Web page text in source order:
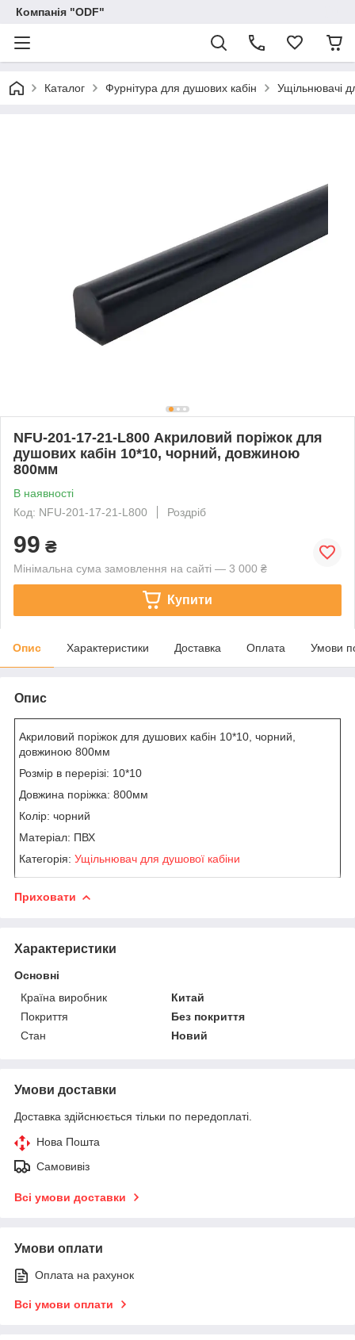
Компанія "ODF"
Каталог Фурнітура для душових кабін Ущільнювачі
NFU-201-17-21-L800 Акриловий поріжок для
душових кабін 10*10, чорний, довжиною
800мм
В наявності
Код: NFU-201-17-21-L800
Роздріб
99 ₴
Мінімальна сума замовлення на сайті — 3 000 ₴
Купити
Опис Характеристики Доставка Оплата Умови
Опис
Акриловий поріжок для душових кабін 10*10, чорний,
довжиною 800мм
Розмір в перерізі: 10*10
Довжина поріжка: 800мм
Колір: чорний
Матеріал: ПВХ
Категорія: Ущільнювач для душової кабіни
Приховати
Характеристики
Основні
Країна виробник
Китай
Покриття
Без покриття
Стан
Новий
Умови доставки
Доставка здійснюється тільки по передоплаті.
Нова Пошта
Самовивіз
Всі умови доставки
Умови оплати
Оплата на рахунок
Всі умови оплати